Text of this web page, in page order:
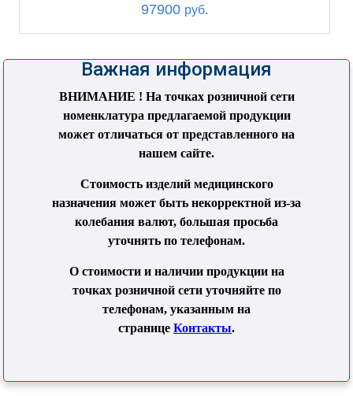
97900 руб.
Важная информация
ВНИМАНИЕ ! На точках розничной сети
номенклатура предлагаемой продукции
может отличаться от представленного на
нашем сайте.
Стоимость изделий медицинского
назначения может быть некорректной из-за
колебания валют, большая просьба
уточнять по телефонам.
О стоимости и наличии продукции на
точках розничной сети уточняйте по
телефонам, указанным на
странице Контакты.